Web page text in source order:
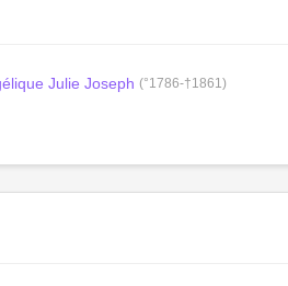
Julie Joseph (°1786-†1861)